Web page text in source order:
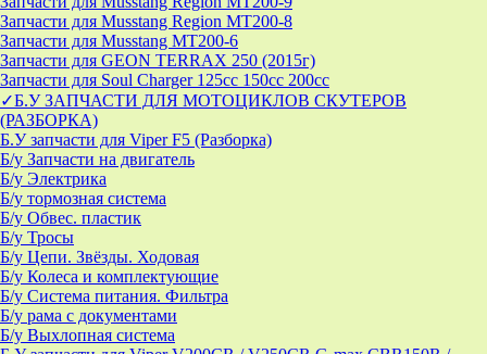
Запчасти для Musstang Region MT200-8
Запчасти для Musstang MT200-6
Запчасти для GEON TERRAX 250 (2015г)
Запчасти для Soul Charger 125сс 150cc 200сс
✓Б.У ЗАПЧАСТИ ДЛЯ МОТОЦИКЛОВ СКУТЕРОВ
(РАЗБОРКА)
Б.У запчасти для Viper F5 (Разборка)
Б/у Запчасти на двигатель
Б/у Электрика
Б/у тормозная система
Б/у Обвес. пластик
Б/у Тросы
Б/у Цепи. Звёзды. Ходовая
Б/у Колеса и комплектующие
Б/у Система питания. Фильтра
Б/у рама с документами
Б/у Выхлопная система